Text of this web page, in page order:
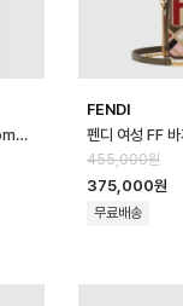
펜디 여성 FF 바게트 미니 백 - Fendi Womens FF Baguette Mini …
FENDI
455,000원
375,000원
무료배송